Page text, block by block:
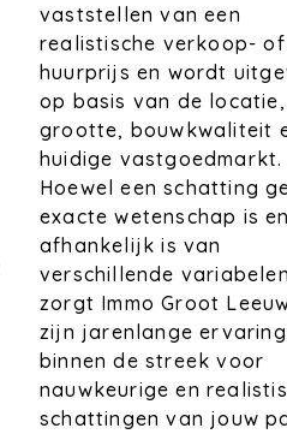
vaststellen van een
realistische verkoop- of
huurprijs en wordt
op basis van de locatie,
grootte, bouwkwaliteit
huidige vastgoedmarkt.
Hoewel een schatting
exacte wetenschap is en
afhankelijk is van
verschillende
zorgt Immo Groot
zijn jarenlange ervaring
binnen de streek voor
nauwkeurige en
schattingen van jouw